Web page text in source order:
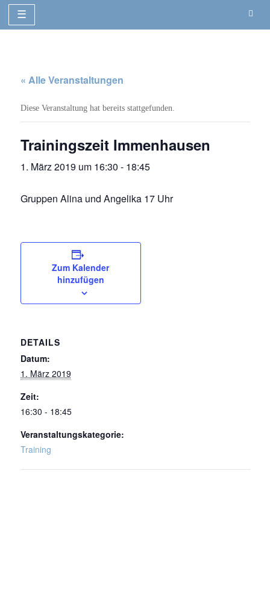
☰SSG Fuldatal
« Alle Veranstaltungen
Diese Veranstaltung hat bereits stattgefunden.
Trainingszeit Immenhausen
1. März 2019 um 16:30 - 18:45
Gruppen Alina und Angelika 17 Uhr
Zum Kalender
hinzufügen
DETAILS
Datum:
1. März 2019
Zeit:
16:30 - 18:45
Veranstaltungskategorie:
Training